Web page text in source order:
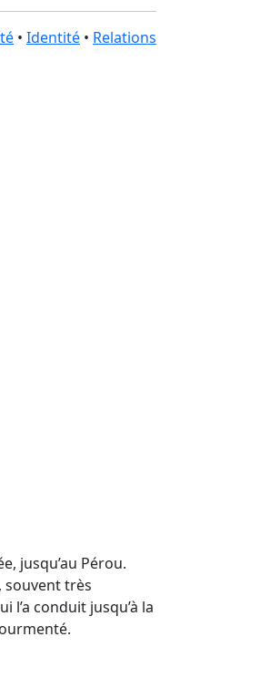
• Identité • Relations
jusqu’au Pérou.
souvent très
conduit jusqu’à la